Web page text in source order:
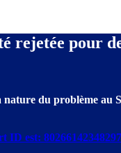
rejetée pour
du problème au
ID est: